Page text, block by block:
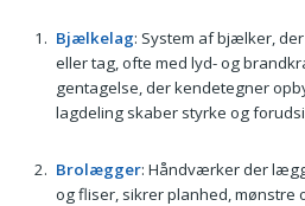
Bjælkelag: System af bjælker,
eller tag, ofte med lyd- og
gentagelse, der kendetegner
lagdeling skaber styrke og
Brolægger: Håndværker der
og fliser, sikrer planhed, mønstre